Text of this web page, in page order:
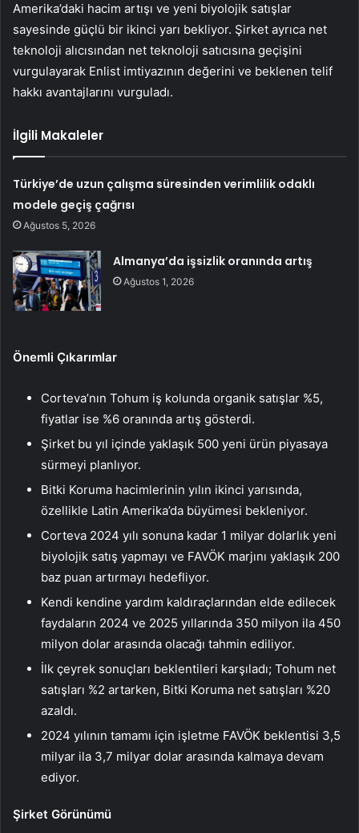
Amerika’daki hacim artışı ve yeni biyolojik satışlar
sayesinde güçlü bir ikinci yarı bekliyor. Şirket ayrıca net
teknoloji alıcısından net teknoloji satıcısına geçişini
vurgulayarak Enlist imtiyazının değerini ve beklenen telif
hakkı avantajlarını vurguladı.
İlgili Makaleler
Türkiye’de uzun çalışma süresinden verimlilik odaklı
modele geçiş çağrısı
Ağustos 5, 2026
Almanya’da işsizlik oranında artış
Ağustos 1, 2026
Önemli Çıkarımlar
Corteva’nın Tohum iş kolunda organik satışlar %5,
fiyatlar ise %6 oranında artış gösterdi.
Şirket bu yıl içinde yaklaşık 500 yeni ürün piyasaya
sürmeyi planlıyor.
Bitki Koruma hacimlerinin yılın ikinci yarısında,
özellikle Latin Amerika’da büyümesi bekleniyor.
Corteva 2024 yılı sonuna kadar 1 milyar dolarlık yeni
biyolojik satış yapmayı ve FAVÖK marjını yaklaşık 200
baz puan artırmayı hedefliyor.
Kendi kendine yardım kaldıraçlarından elde edilecek
faydaların 2024 ve 2025 yıllarında 350 milyon ila 450
milyon dolar arasında olacağı tahmin ediliyor.
İlk çeyrek sonuçları beklentileri karşıladı; Tohum net
satışları %2 artarken, Bitki Koruma net satışları %20
azaldı.
2024 yılının tamamı için işletme FAVÖK beklentisi 3,5
milyar ila 3,7 milyar dolar arasında kalmaya devam
ediyor.
Şirket Görünümü